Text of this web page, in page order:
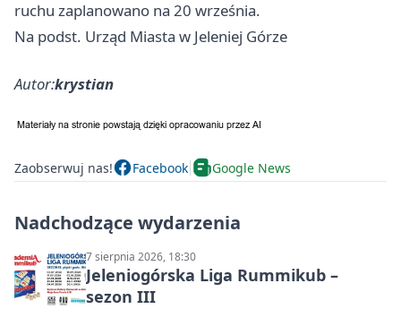
ruchu zaplanowano na 20 września.
Na podst. Urząd Miasta w Jeleniej Górze
Autor:krystian
Zaobserwuj nas! Facebook Google News
Nadchodzące wydarzenia
7 sierpnia 2026, 18:30
Jeleniogórska Liga Rummikub –
sezon III